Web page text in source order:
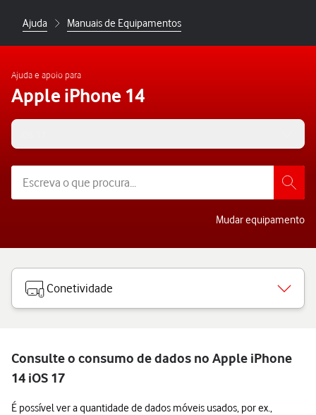
Ajuda Manuais de Equipamentos
Ajuda e apoio para
Apple iPhone 14
Mudar equipamento
Conetividade
Consulte o consumo de dados no Apple iPhone
14 iOS 17
É possível ver a quantidade de dados móveis usados, por ex.,